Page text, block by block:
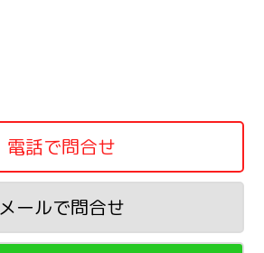
電話で問合せ
メールで問合せ